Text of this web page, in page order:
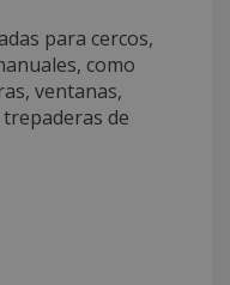
para cercos,
como
ventanas,
de